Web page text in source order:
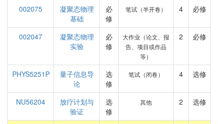
002075
凝聚态物理
基础
必
修
笔试（半开卷） 4 必修
002047
凝聚态物理
实验
必
修
大作业（论文、报
告、项目或作品
等）
2 必修
PHYS5251P
量子信息导
论
选
修
笔试（闭卷） 4 选修
NU56204
放疗计划与
验证
选
修
其他 2 选修